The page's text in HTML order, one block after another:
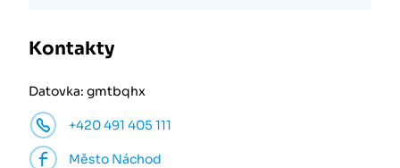
Kontakty
Datovka: gmtbqhx
+420 491 405 111
Město Náchod